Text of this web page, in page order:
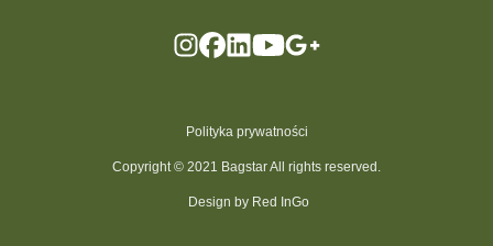
Polityka prywatności
Copyright © 2021 Bagstar All rights reserved.
Design by Red InGo